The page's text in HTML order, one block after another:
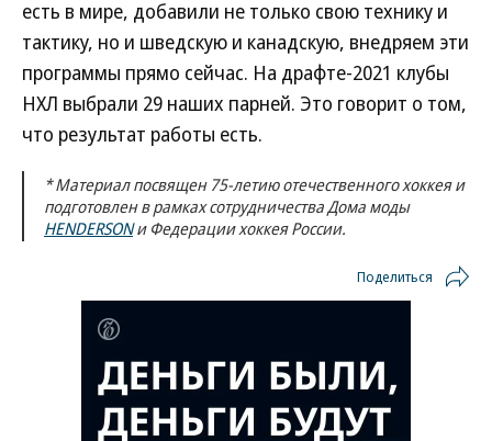
есть в мире, добавили не только свою технику и
тактику, но и шведскую и канадскую, внедряем эти
программы прямо сейчас. На драфте-2021 клубы
НХЛ выбрали 29 наших парней. Это говорит о том,
что результат работы есть.
* Материал посвящен 75-летию отечественного хоккея и
подготовлен в рамках сотрудничества Дома моды
HENDERSONи Федерации хоккея России.
Поделиться